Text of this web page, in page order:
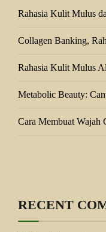
Rahasia Kulit Mulus
Collagen Banking,
Rahasia Kulit Mulus
Metabolic Beauty:
Cara Membuat Wajah
RECENT